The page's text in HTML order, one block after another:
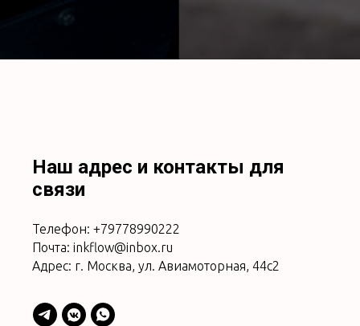
Наш адрес и контакты для
связи
Телефон: +79778990222
Почта: inkflow@inbox.ru
Адрес: г. Москва, ул. Авиамоторная, 44с2